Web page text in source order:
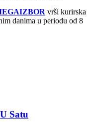
vrši kurirska
danima u periodu od 8
Satu